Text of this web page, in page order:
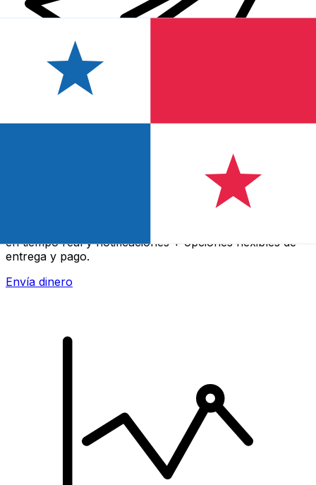
Transferencia Internacional de Dinero Xe
en tiempo real y notificaciones + opciones flexibles de
entrega y pago.
Envía dinero